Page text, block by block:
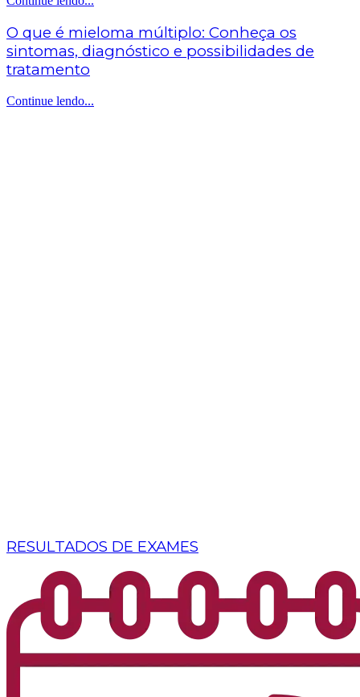
O que é mieloma múltiplo: Conheça os
sintomas, diagnóstico e possibilidades de
tratamento
Continue lendo...
RESULTADOS DE EXAMES